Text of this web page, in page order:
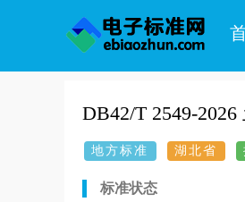
DB42/T 2549-
地方标准 湖北省
标准状态